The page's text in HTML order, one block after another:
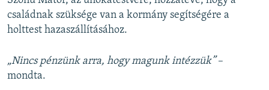
családnak szüksége van a kormány segítségére a
holttest hazaszállításához.
„Nincs pénzünk arra, hogy magunk intézzük”–
mondta.